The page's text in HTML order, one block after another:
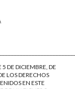
DE DICIEMBRE, DE
LOS DERECHOS
EN ESTE